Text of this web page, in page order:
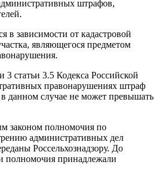
штрафов,
в зависимости от кадастровой
являющегося предметом
3 статьи 3.5 Кодекса Российской
правонарушениях штраф
в данном случае не может превышать
законом полномочия по
административных дел
Россельхознадзору. До
полномочия принадлежали